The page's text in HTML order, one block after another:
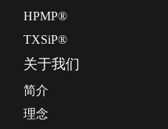
HPMP®
TXSiP®
关于我们
简介
理念